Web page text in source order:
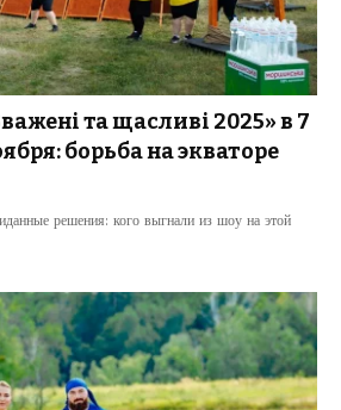
та щасливі 2025» в 7
борьба на экваторе
решения: кого выгнали из шоу на этой